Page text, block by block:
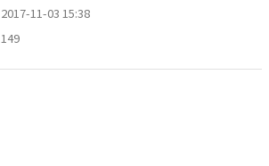
2017-11-03 15:38
149